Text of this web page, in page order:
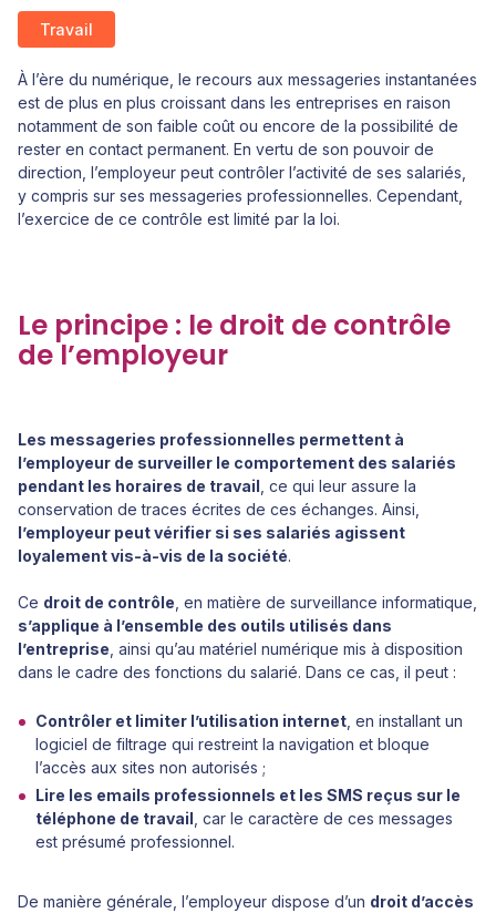
Travail
À l’ère du numérique, le recours aux messageries instantanées
est de plus en plus croissant dans les entreprises en raison
notamment de son faible coût ou encore de la possibilité de
rester en contact permanent. En vertu de son pouvoir de
direction, l’employeur peut contrôler l’activité de ses salariés,
y compris sur ses messageries professionnelles. Cependant,
l’exercice de ce contrôle est limité par la loi.
Le principe : le droit de contrôle
de l’employeur
Les messageries professionnelles permettent à
l’employeur de surveiller le comportement des salariés
pendant les horaires de travail , ce qui leur assure la
conservation de traces écrites de ces échanges. Ainsi,
l’employeur peut vérifier si ses salariés agissent
loyalement vis-à-vis de la société.
Ce droit de contrôle , en matière de surveillance informatique,
s’applique à l’ensemble des outils utilisés dans
l’entreprise , ainsi qu’au matériel numérique mis à disposition
dans le cadre des fonctions du salarié. Dans ce cas, il peut :
Contrôler et limiter l’utilisation internet , en installant un
logiciel de filtrage qui restreint la navigation et bloque
l’accès aux sites non autorisés ;
Lire les emails professionnels et les SMS reçus sur le
téléphone de travail , car le caractère de ces messages
est présumé professionnel.
De manière générale, l’employeur dispose d’un droit d’accès